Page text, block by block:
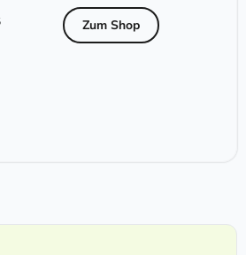
Zum Shop